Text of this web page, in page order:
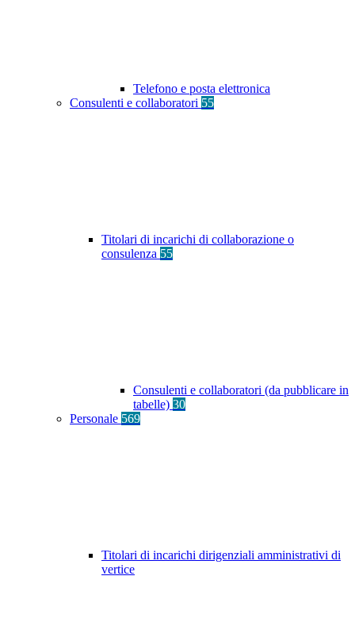
Telefono e posta elettronica
Consulenti e collaboratori 55
Titolari di incarichi di collaborazione o
consulenza 55
Consulenti e collaboratori (da pubblicare in
tabelle) 30
Personale 569
Titolari di incarichi dirigenziali amministrativi di
vertice